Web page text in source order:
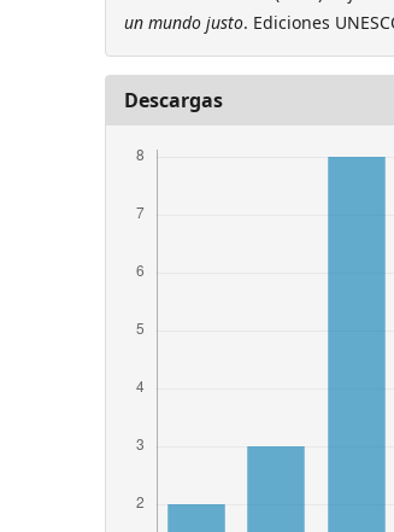
un mundo justo. Ediciones
Descargas